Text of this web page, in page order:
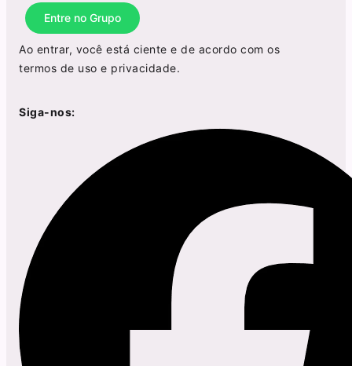
Entre no Grupo
Ao entrar, você está ciente e de acordo com os
termos de uso e privacidade.
Siga-nos: